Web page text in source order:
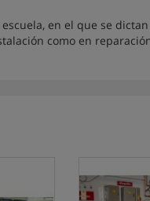
en el que se
como en